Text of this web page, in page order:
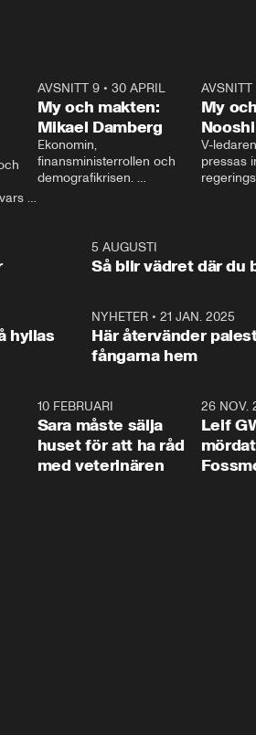
AVSNITT 9• 30 APRIL
My och makten:
Mikael Damberg
Ekonomin,
finansministerrollen och
demografikrisen.
och Makten.
AVSNITT
My
V-
pressas
– Vi
vara
1:065 AUGUSTI
Så blir vädret där du
hyllas
NYHETER •21 JAN. 2025
Här återvänder
fångarna hem
10 FEBRUARI
Sara måste sälja
huset för att ha råd
med veterinären
26 NOV.
Leif